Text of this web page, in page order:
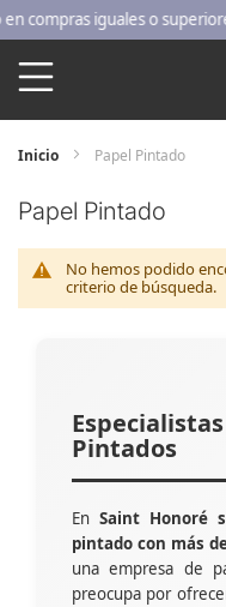
iguales o superiores
Inicio Papel Pintado
Papel Pintado
No hemos podido
criterio de búsqueda.
Pintados
En Saint Honoré
pintado con más
una empresa de
preocupa por